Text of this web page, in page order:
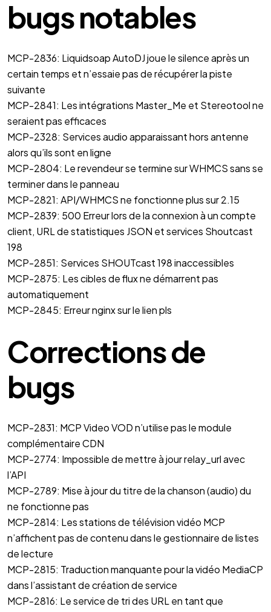
bugs notables
MCP-2836: Liquidsoap AutoDJ joue le silence après un
certain temps et n’essaie pas de récupérer la piste
suivante
MCP-2841: Les intégrations Master_Me et Stereotool ne
seraient pas efficaces
MCP-2328: Services audio apparaissant hors antenne
alors qu’ils sont en ligne
MCP-2804: Le revendeur se termine sur WHMCS sans se
terminer dans le panneau
MCP-2821: API/WHMCS ne fonctionne plus sur 2.15
MCP-2839: 500 Erreur lors de la connexion à un compte
client, URL de statistiques JSON et services Shoutcast
198
MCP-2851: Services SHOUTcast 198 inaccessibles
MCP-2875: Les cibles de flux ne démarrent pas
automatiquement
MCP-2845: Erreur nginx sur le lien pls
Corrections de
bugs
MCP-2831: MCP Video VOD n’utilise pas le module
complémentaire CDN
MCP-2774: Impossible de mettre à jour relay_url avec
l’API
MCP-2789: Mise à jour du titre de la chanson (audio) du
ne fonctionne pas
MCP-2814: Les stations de télévision vidéo MCP
n’affichent pas de contenu dans le gestionnaire de listes
de lecture
MCP-2815: Traduction manquante pour la vidéo MediaCP
dans l’assistant de création de service
MCP-2816: Le service de tri des URL en tant que